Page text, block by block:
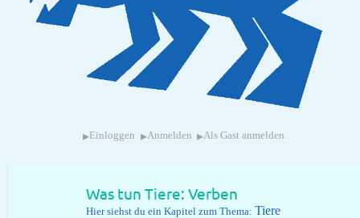
▸ Einloggen ▸Anmelden ▸Als Gast anmelden
Was tun Tiere: Verben
Hier siehst du ein Kapitel zum Thema: Tiere